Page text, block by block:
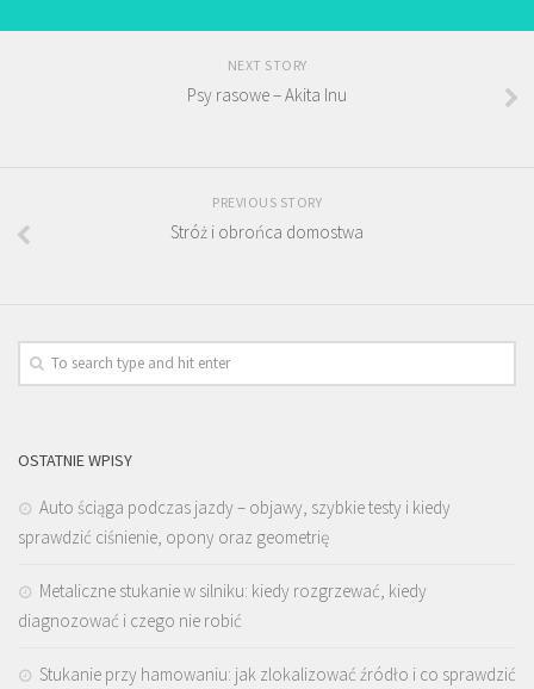
NEXT STORY
Psy rasowe – Akita Inu
PREVIOUS STORY
Stróż i obrońca domostwa
OSTATNIE WPISY
Auto ściąga podczas jazdy – objawy, szybkie testy i kiedy
sprawdzić ciśnienie, opony oraz geometrię
Metaliczne stukanie w silniku: kiedy rozgrzewać, kiedy
diagnozować i czego nie robić
Stukanie przy hamowaniu: jak zlokalizować źródło i co sprawdzić